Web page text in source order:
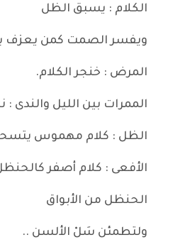
الكلام : يسبق الظل
ويفسر الصمت كمن يعزف
المرض : خنجر الكلام.
الممرات بين الليل والندى :
الظل : كلام مهموس
الأفعى : كلام أصفر
الحنظل من الأبواق
ولتطمئن سَلْ الألسن ..